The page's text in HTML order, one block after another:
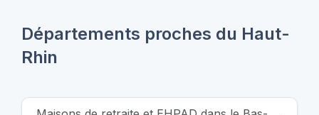
Départements proches du Haut-
Rhin